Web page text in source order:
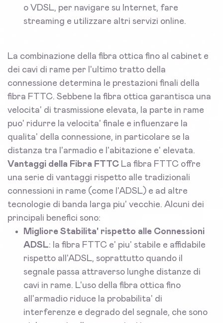
o VDSL, per navigare su Internet, fare
streaming e utilizzare altri servizi online.
La combinazione della fibra ottica fino al cabinet e
dei cavi di rame per l'ultimo tratto della
connessione determina le prestazioni finali della
fibra FTTC. Sebbene la fibra ottica garantisca una
velocita' di trasmissione elevata, la parte in rame
puo' ridurre la velocita' finale e influenzare la
qualita' della connessione, in particolare se la
distanza tra l'armadio e l'abitazione e' elevata.
Vantaggi della Fibra FTTC La fibra FTTC offre
una serie di vantaggi rispetto alle tradizionali
connessioni in rame (come l'ADSL) e ad altre
tecnologie di banda larga piu' vecchie. Alcuni dei
principali benefici sono:
Migliore Stabilita' rispetto alle Connessioni
ADSL: la fibra FTTC e' piu' stabile e affidabile
rispetto all'ADSL, soprattutto quando il
segnale passa attraverso lunghe distanze di
cavi in rame. L'uso della fibra ottica fino
all'armadio riduce la probabilita' di
interferenze e degrado del segnale, che sono